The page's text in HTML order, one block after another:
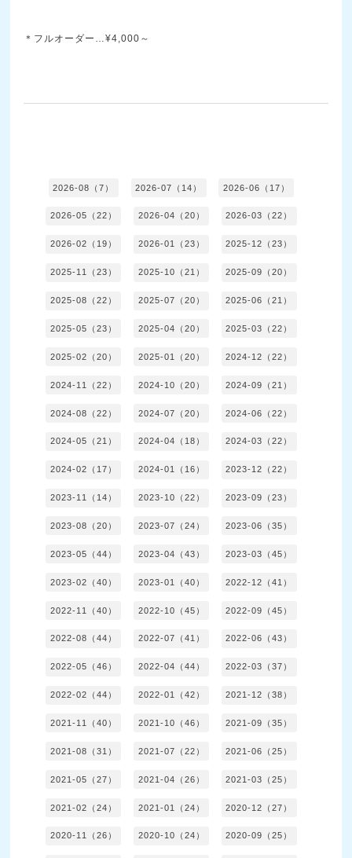
＊フルオーダー…¥4,000～
2026-08（7） 2026-07（14） 2026-06（17）
2026-05（22） 2026-04（20） 2026-03（22）
2026-02（19） 2026-01（23） 2025-12（23）
2025-11（23） 2025-10（21） 2025-09（20）
2025-08（22） 2025-07（20） 2025-06（21）
2025-05（23） 2025-04（20） 2025-03（22）
2025-02（20） 2025-01（20） 2024-12（22）
2024-11（22） 2024-10（20） 2024-09（21）
2024-08（22） 2024-07（20） 2024-06（22）
2024-05（21） 2024-04（18） 2024-03（22）
2024-02（17） 2024-01（16） 2023-12（22）
2023-11（14） 2023-10（22） 2023-09（23）
2023-08（20） 2023-07（24） 2023-06（35）
2023-05（44） 2023-04（43） 2023-03（45）
2023-02（40） 2023-01（40） 2022-12（41）
2022-11（40） 2022-10（45） 2022-09（45）
2022-08（44） 2022-07（41） 2022-06（43）
2022-05（46） 2022-04（44） 2022-03（37）
2022-02（44） 2022-01（42） 2021-12（38）
2021-11（40） 2021-10（46） 2021-09（35）
2021-08（31） 2021-07（22） 2021-06（25）
2021-05（27） 2021-04（26） 2021-03（25）
2021-02（24） 2021-01（24） 2020-12（27）
2020-11（26） 2020-10（24） 2020-09（25）